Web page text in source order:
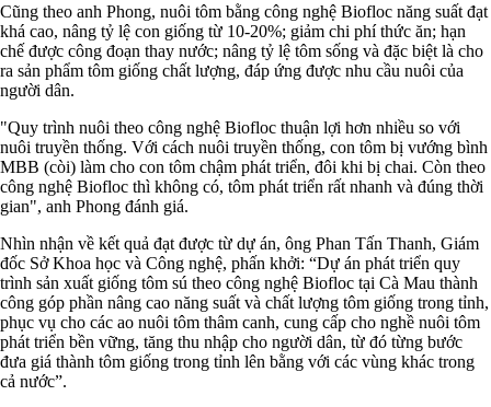
Cũng theo anh Phong, nuôi tôm bằng công nghệ Biofloc năng suất đạt
khá cao, nâng tỷ lệ con giống từ 10-20%; giảm chi phí thức ăn; hạn
chế được công đoạn thay nước; nâng tỷ lệ tôm sống và đặc biệt là cho
ra sản phẩm tôm giống chất lượng, đáp ứng được nhu cầu nuôi của
người dân.
"Quy trình nuôi theo công nghệ Biofloc thuận lợi hơn nhiều so với
nuôi truyền thống. Với cách nuôi truyền thống, con tôm bị vướng bình
MBB (còi) làm cho con tôm chậm phát triển, đôi khi bị chai. Còn theo
công nghệ Biofloc thì không có, tôm phát triển rất nhanh và đúng thời
gian", anh Phong đánh giá.
Nhìn nhận về kết quả đạt được từ dự án, ông Phan Tấn Thanh, Giám
đốc Sở Khoa học và Công nghệ, phấn khởi: “Dự án phát triển quy
trình sản xuất giống tôm sú theo công nghệ Biofloc tại Cà Mau thành
công góp phần nâng cao năng suất và chất lượng tôm giống trong tỉnh,
phục vụ cho các ao nuôi tôm thâm canh, cung cấp cho nghề nuôi tôm
phát triển bền vững, tăng thu nhập cho người dân, từ đó từng bước
đưa giá thành tôm giống trong tỉnh lên bằng với các vùng khác trong
cả nước”.